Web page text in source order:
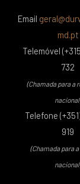
Email
md.pt
Telemóvel
732
(Chamada para a
Telefone
919
(Chamada para